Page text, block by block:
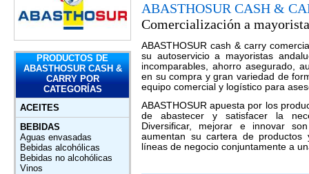
PRODUCTOS DE
ABASTHOSUR CASH &
CARRY POR
CATEGORÍAS
ACEITES
BEBIDAS
Aguas envasadas
Bebidas alcohólicas
Bebidas no alcohólicas
Vinos
ABASTHOSUR CASH &
Comercialización a
ABASTHOSUR cash & carry
su autoservicio a mayoristas
incomparables, ahorro asegurado,
en su compra y gran variedad de
equipo comercial y logístico para
ABASTHOSUR apuesta por los
de abastecer y satisfacer la
Diversificar, mejorar e innovar
aumentan su cartera de productos
líneas de negocio conjuntamente a